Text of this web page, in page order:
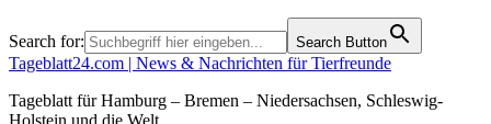
Search for: Search Button
Tageblatt24.com | News & Nachrichten für Tierfreunde
Tageblatt für Hamburg – Bremen – Niedersachsen, Schleswig-
Holstein und die Welt